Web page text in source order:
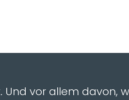
vor allem davon,